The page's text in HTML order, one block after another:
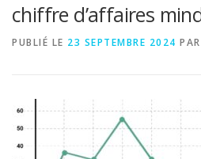
chiffre d’affaires
PUBLIÉ LE 23 SEPTEMBRE 2024 PAR